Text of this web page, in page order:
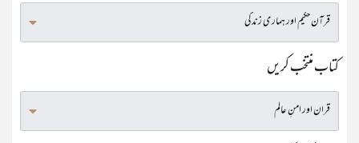
کتاب منتخب کریں